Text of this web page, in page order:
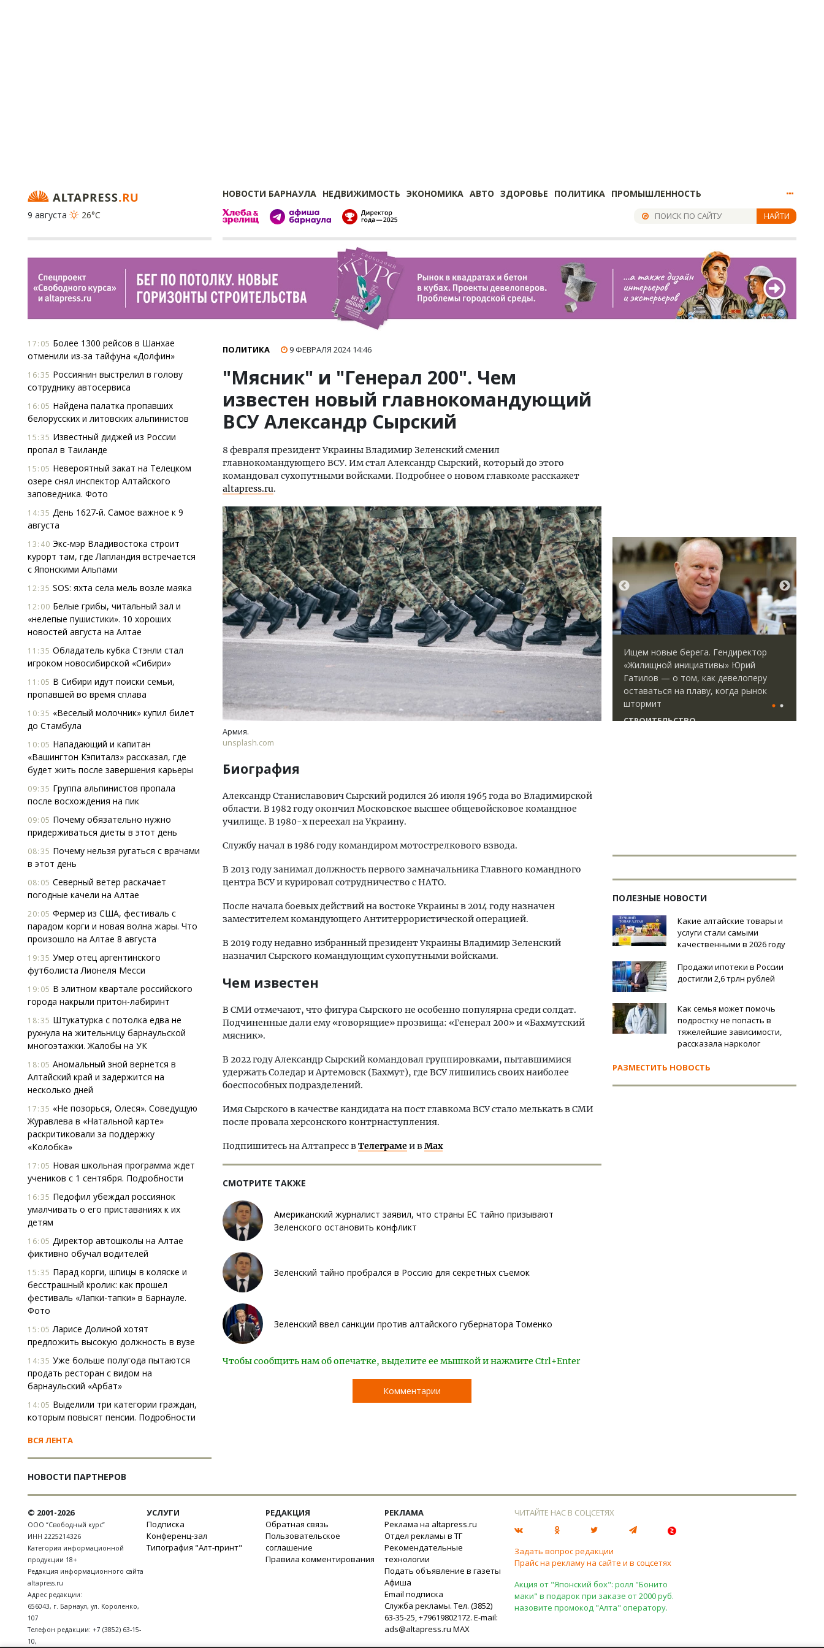
НОВОСТИ БАРНАУЛА НЕДВИЖИМОСТЬ ЭКОНОМИКА АВТО ЗДОРОВЬЕ ПОЛИТИКА ПРОМЫШЛЕННОСТЬ
9 августа
26°C НАЙТИ
17:05 Более 1300 рейсов в Шанхае
отменили из-за тайфуна «Долфин»
16:35 Россиянин выстрелил в голову
сотруднику автосервиса
16:05 Найдена палатка пропавших
белорусских и литовских альпинистов
15:35 Известный диджей из России
пропал в Таиланде
15:05 Невероятный закат на Телецком
озере снял инспектор Алтайского
заповедника. Фото
14:35 День 1627-й. Самое важное к 9
августа
13:40 Экс-мэр Владивостока строит
курорт там, где Лапландия встречается
с Японскими Альпами
12:35 SOS: яхта села мель возле маяка
12:00 Белые грибы, читальный зал и
«нелепые пушистики». 10 хороших
новостей августа на Алтае
11:35 Обладатель кубка Стэнли стал
игроком новосибирской «Сибири»
11:05 В Сибири идут поиски семьи,
пропавшей во время сплава
10:35 «Веселый молочник» купил билет
до Стамбула
10:05 Нападающий и капитан
«Вашингтон Кэпиталз» рассказал, где
будет жить после завершения карьеры
09:35 Группа альпинистов пропала
после восхождения на пик
09:05 Почему обязательно нужно
придерживаться диеты в этот день
08:35 Почему нельзя ругаться с врачами
в этот день
08:05 Северный ветер раскачает
погодные качели на Алтае
20:05 Фермер из США, фестиваль с
парадом корги и новая волна жары. Что
произошло на Алтае 8 августа
19:35 Умер отец аргентинского
футболиста Лионеля Месси
19:05 В элитном квартале российского
города накрыли притон-лабиринт
18:35 Штукатурка с потолка едва не
рухнула на жительницу барнаульской
многоэтажки. Жалобы на УК
18:05 Аномальный зной вернется в
Алтайский край и задержится на
несколько дней
17:35 «Не позорься, Олеся». Соведущую
Журавлева в «Натальной карте»
раскритиковали за поддержку
«Колобка»
17:05 Новая школьная программа ждет
учеников с 1 сентября. Подробности
16:35 Педофил убеждал россиянок
умалчивать о его приставаниях к их
детям
16:05 Директор автошколы на Алтае
фиктивно обучал водителей
15:35 Парад корги, шпицы в коляске и
бесстрашный кролик: как прошел
фестиваль «Лапки-тапки» в Барнауле.
Фото
15:05 Ларисе Долиной хотят
предложить высокую должность в вузе
14:35 Уже больше полугода пытаются
продать ресторан с видом на
барнаульский «Арбат»
14:05 Выделили три категории граждан,
которым повысят пенсии. Подробности
ВСЯ ЛЕНТА
НОВОСТИ ПАРТНЕРОВ
ПОЛИТИКА 9 ФЕВРАЛЯ 202414:46
"Мясник" и "Генерал 200". Чем
известен новый главнокомандующий
ВСУ Александр Сырский
8 февраля президент Украины Владимир Зеленский сменил
главнокомандующего ВСУ. Им стал Александр Сырский, который до этого
командовал сухопутными войсками. Подробнее о новом главкоме расскажет
altapress.ru.
Армия.
unsplash.com
Биография
Александр Станиславович Сырский родился 26 июля 1965 года во Владимирской
области. В 1982 году окончил Московское высшее общевойсковое командное
училище. В 1980-х переехал на Украину.
Службу начал в 1986 году командиром мотострелкового взвода.
В 2013 году занимал должность первого замначальника Главного командного
центра ВСУ и курировал сотрудничество с НАТО.
После начала боевых действий на востоке Украины в 2014 году назначен
заместителем командующего Антитеррористической операцией.
В 2019 году недавно избранный президент Украины Владимир Зеленский
назначил Сырского командующим сухопутными войсками.
Чем известен
В СМИ отмечают, что фигура Сырского не особенно популярна среди солдат.
Подчиненные дали ему «говорящие» прозвища: «Генерал 200» и «Бахмутский
мясник».
В 2022 году Александр Сырский командовал группировками, пытавшимися
удержать Соледар и Артемовск (Бахмут), где ВСУ лишились своих наиболее
боеспособных подразделений.
Имя Сырского в качестве кандидата на пост главкома ВСУ стало мелькать в СМИ
после провала херсонского контрнаступления.
Подпишитесь на Алтапресс вТелеграмеи вMax
СМОТРИТЕ ТАКЖЕ
Американский журналист заявил, что страны ЕС тайно призывают
Зеленского остановить конфликт
Зеленский тайно пробрался в Россию для секретных съемок
Зеленский ввел санкции против алтайского губернатора Томенко
Чтобы сообщить нам об опечатке, выделите ее мышкой и нажмите Ctrl+Enter
Комментарии
Двухуровневые номера и вид на горы.
Каким будет новый бутик-отель
«Белкур» в Белокурихе
ДОМА И КВАРТИРЫ
Ищем новые берега. Гендиректор
«Жилищной инициативы» Юрий
Гатилов — о том, как девелоперу
оставаться на плаву, когда рынок
штормит
СТРОИТЕЛЬСТВО
ПОЛЕЗНЫЕ НОВОСТИ
Какие алтайские товары и
услуги стали самыми
качественными в 2026 году
Продажи ипотеки в России
достигли 2,6 трлн рублей
Как семья может помочь
подростку не попасть в
тяжелейшие зависимости,
рассказала нарколог
РАЗМЕСТИТЬ НОВОСТЬ
© 2001-2026
ООО “Свободный курс”
ИНН 2225214326
Категория информационной
продукции 18+
Редакция информационного сайта
altapress.ru
Адрес редакции:
656043, г. Барнаул, ул. Короленко,
107
Телефон редакции: +7 (3852) 63-15-
10,
УСЛУГИ
Подписка
Конференц-зал
Типография "Алт-принт"
РЕДАКЦИЯ
Обратная связь
Пользовательское
соглашение
Правила комментирования
РЕКЛАМА
Реклама на altapress.ru
Отдел рекламы в ТГ
Рекомендательные
технологии
Подать объявление в газеты
Афиша
Email подписка
Служба рекламы. Тел. (3852)
63-35-25, +79619802172. E-mail:
ads@altapress.ru MAX
ЧИТАЙТЕ НАС В СОЦСЕТЯХ
Задать вопрос редакции
Прайс на рекламу на сайте и в соцсетях
Акция от "Японский бох": ролл "Бонито
маки" в подарок при заказе от 2000 руб.
назовите промокод "Алта" оператору.